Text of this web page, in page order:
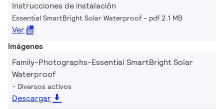
Instrucciones de instalación
Essential SmartBright Solar Waterproof pdf 2.1 MB
Ver
Imágenes
Family-Photographs-Essential SmartBright Solar
Waterproof
Diversos activos
Descargar